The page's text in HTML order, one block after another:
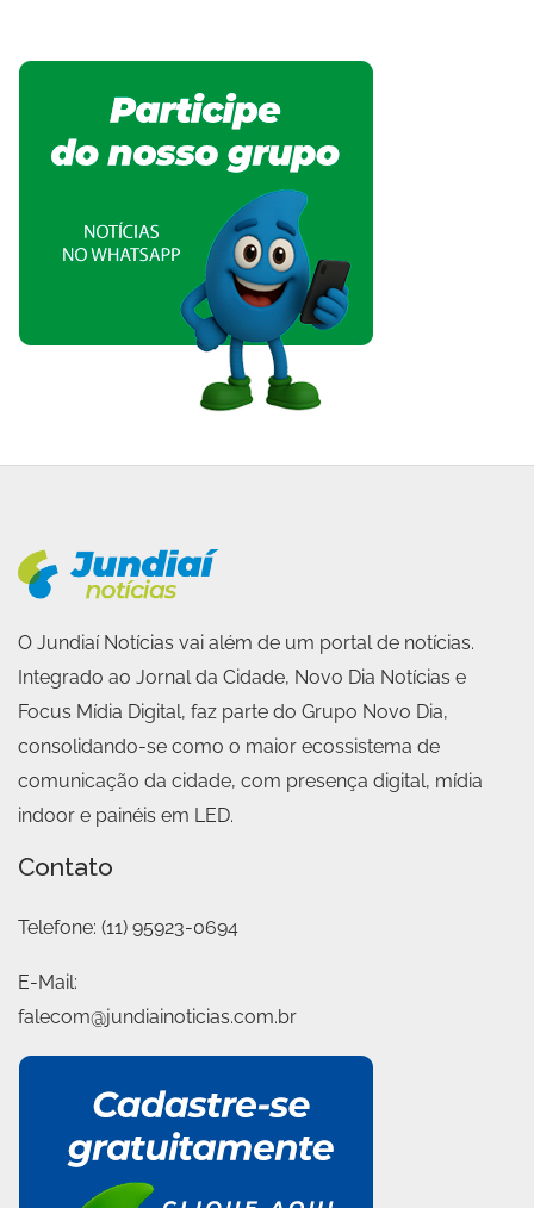
O Jundiaí Notícias vai além de um portal de notícias.
Integrado ao Jornal da Cidade, Novo Dia Notícias e
Focus Mídia Digital, faz parte do Grupo Novo Dia,
consolidando-se como o maior ecossistema de
comunicação da cidade, com presença digital, mídia
indoor e painéis em LED.
Contato
Telefone: (11) 95923-0694
E-Mail:
falecom@jundiainoticias.com.br